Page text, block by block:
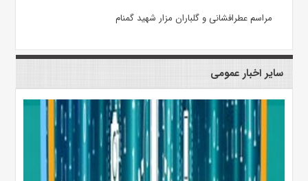
مراسم عطرافشانی و گلباران مزار شهید گمنام
سایر اخبار عمومی